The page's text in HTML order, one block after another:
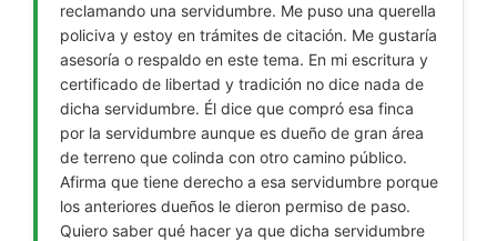
reclamando una servidumbre. Me puso una querella
policiva y estoy en trámites de citación. Me gustaría
asesoría o respaldo en este tema. En mi escritura y
certificado de libertad y tradición no dice nada de
dicha servidumbre. Él dice que compró esa finca
por la servidumbre aunque es dueño de gran área
de terreno que colinda con otro camino público.
Afirma que tiene derecho a esa servidumbre porque
los anteriores dueños le dieron permiso de paso.
Quiero saber qué hacer ya que dicha servidumbre